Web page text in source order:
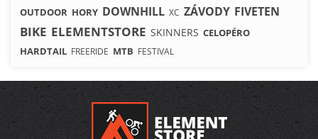
OUTDOOR HORY DOWNHILL XC ZÁVODY FIVETEN
BIKE ELEMENTSTORE SKINNERS CELOPÉRO
HARDTAIL FREERIDE MTB FESTIVAL